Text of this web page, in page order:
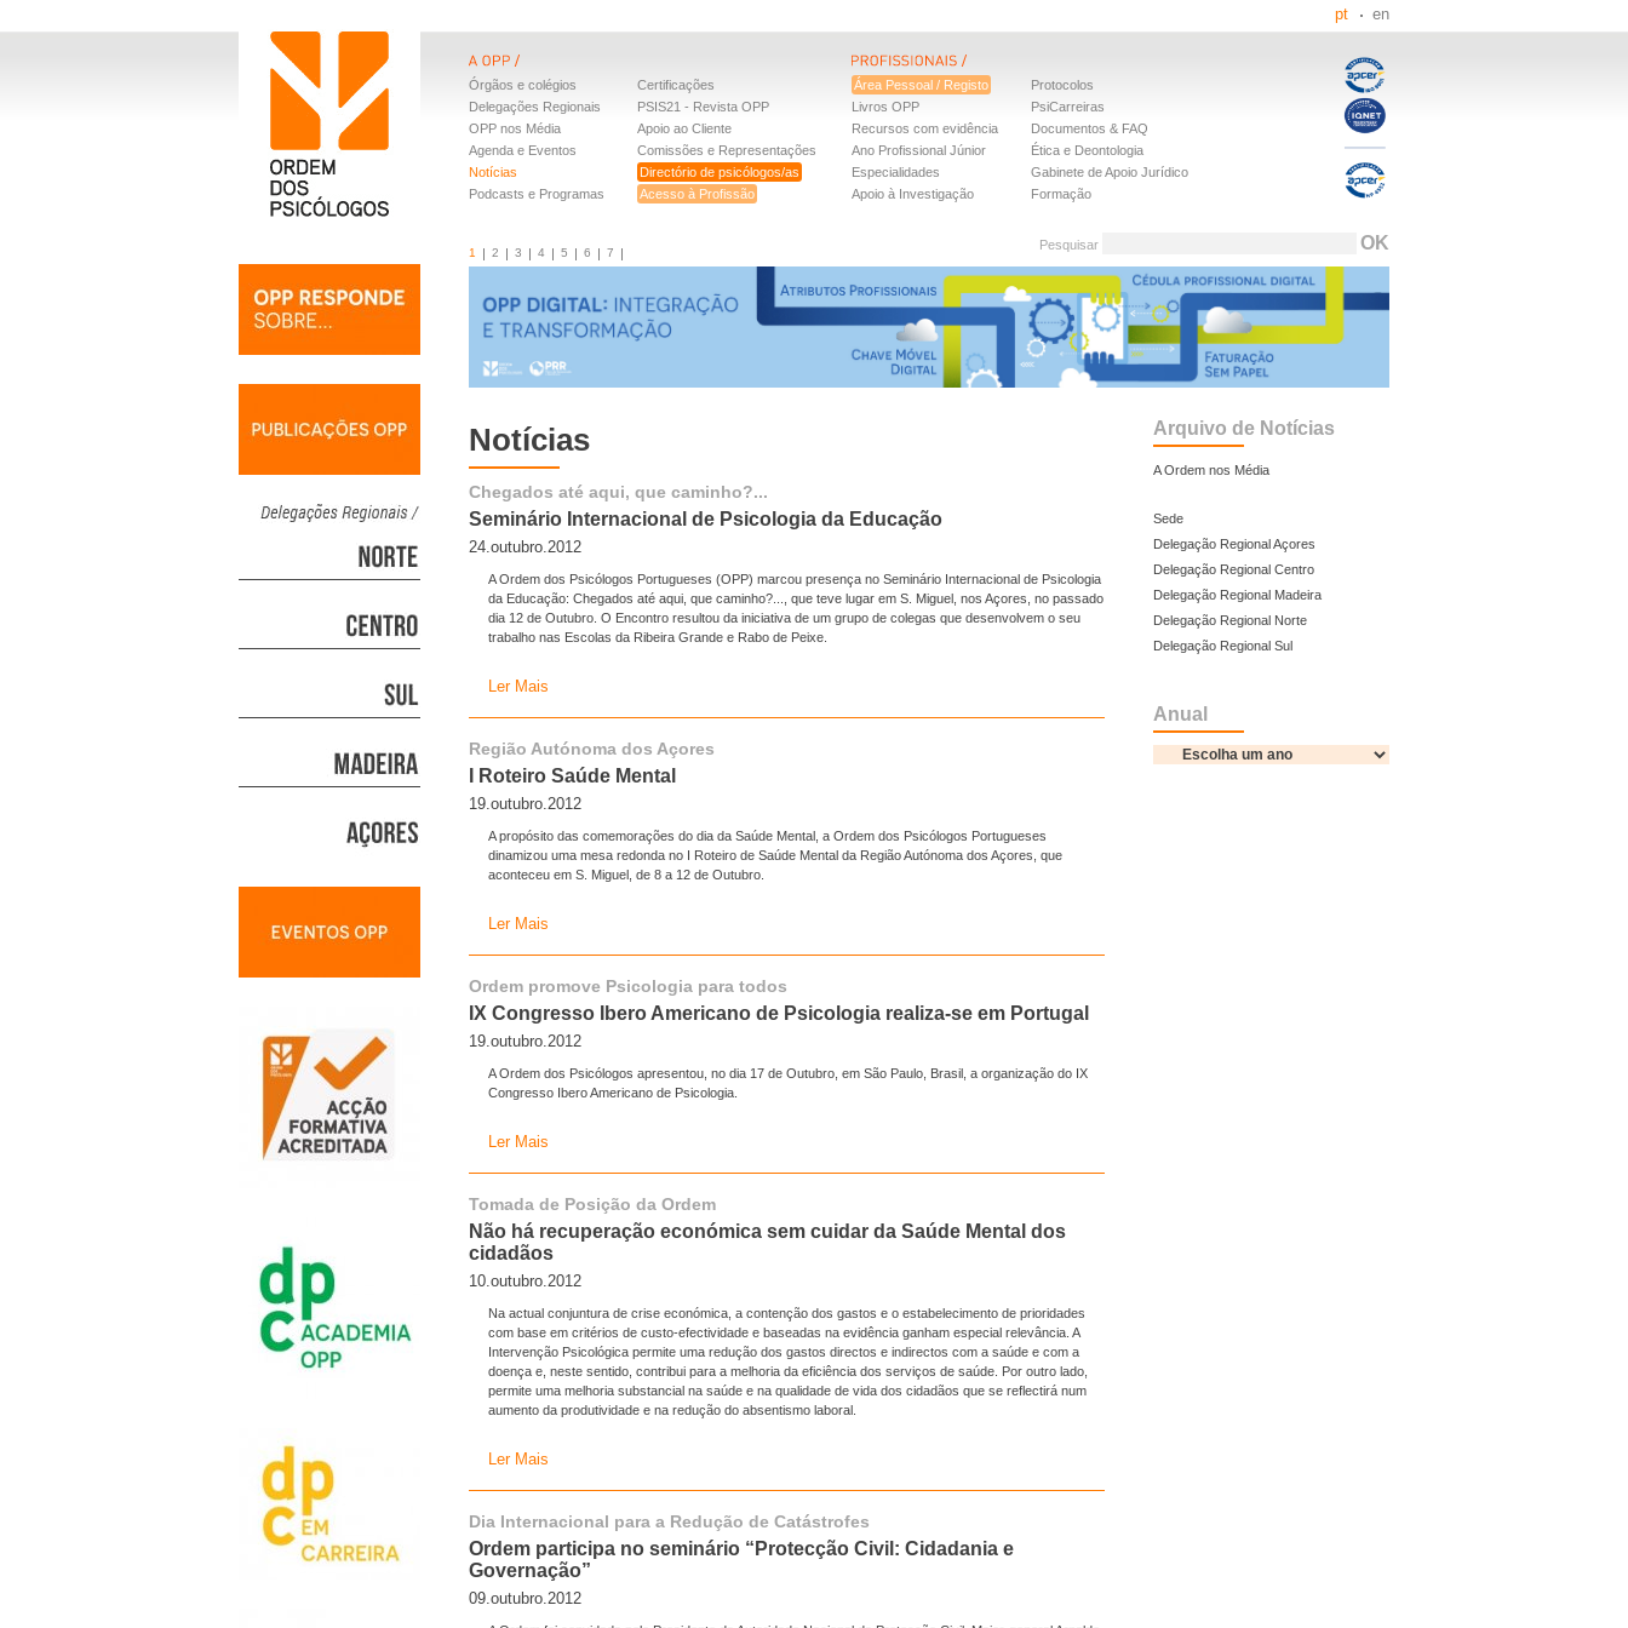
pt en
Órgãos e colégios
Delegações Regionais
OPP nos Média
Agenda e Eventos
Notícias
Podcasts e Programas
Certificações
PSIS21 - Revista OPP
Apoio ao Cliente
Comissões e Representações
Directório de psicólogos/as
Acesso à Profissão
Área Pessoal / Registo
Livros OPP
Recursos com evidência
Ano Profissional Júnior
Especialidades
Apoio à Investigação
Protocolos
PsiCarreiras
Documentos & FAQ
Ética e Deontologia
Gabinete de Apoio Jurídico
Formação
Pesquisar
1 2 3 4 5 6 7
Notícias
Chegados até aqui, que caminho?...
Seminário Internacional de Psicologia da Educação
24.outubro.2012
A Ordem dos Psicólogos Portugueses (OPP) marcou presença no Seminário Internacional de Psicologia
da Educação: Chegados até aqui, que caminho?..., que teve lugar em S. Miguel, nos Açores, no passado
dia 12 de Outubro. O Encontro resultou da iniciativa de um grupo de colegas que desenvolvem o seu
trabalho nas Escolas da Ribeira Grande e Rabo de Peixe.
Ler Mais
Região Autónoma dos Açores
I Roteiro Saúde Mental
19.outubro.2012
A propósito das comemorações do dia da Saúde Mental, a Ordem dos Psicólogos Portugueses
dinamizou uma mesa redonda no I Roteiro de Saúde Mental da Região Autónoma dos Açores, que
aconteceu em S. Miguel, de 8 a 12 de Outubro.
Ler Mais
Ordem promove Psicologia para todos
IX Congresso Ibero Americano de Psicologia realiza-se em Portugal
19.outubro.2012
A Ordem dos Psicólogos apresentou, no dia 17 de Outubro, em São Paulo, Brasil, a organização do IX
Congresso Ibero Americano de Psicologia.
Ler Mais
Tomada de Posição da Ordem
Não há recuperação económica sem cuidar da Saúde Mental dos
cidadãos
10.outubro.2012
Na actual conjuntura de crise económica, a contenção dos gastos e o estabelecimento de prioridades
com base em critérios de custo-efectividade e baseadas na evidência ganham especial relevância. A
Intervenção Psicológica permite uma redução dos gastos directos e indirectos com a saúde e com a
doença e, neste sentido, contribui para a melhoria da eficiência dos serviços de saúde. Por outro lado,
permite uma melhoria substancial na saúde e na qualidade de vida dos cidadãos que se reflectirá num
aumento da produtividade e na redução do absentismo laboral.
Ler Mais
Dia Internacional para a Redução de Catástrofes
Ordem participa no seminário “Protecção Civil: Cidadania e
Governação”
09.outubro.2012
Arquivo de Notícias
A Ordem nos Média
Sede
Delegação Regional Açores
Delegação Regional Centro
Delegação Regional Madeira
Delegação Regional Norte
Delegação Regional Sul
Anual